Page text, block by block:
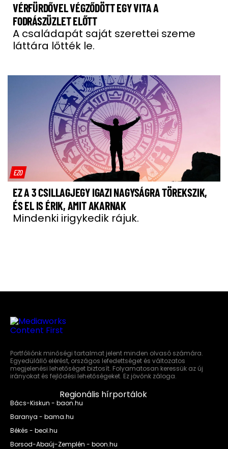
VÉRFÜRDŐVEL VÉGZŐDÖTT EGY VITA A
FODRÁSZÜZLET ELŐTT
A családapát saját szerettei szeme
láttára lőtték le.
EZO
EZ A 3 CSILLAGJEGY IGAZI NAGYSÁGRA TÖREKSZIK,
ÉS EL IS ÉRIK, AMIT AKARNAK
Mindenki irigykedik rájuk.
Portfóliónk minőségi tartalmat jelent minden olvasó számára.
Egyedülálló elérést, országos lefedettséget és változatos
megjelenési lehetőséget biztosít. Folyamatosan keressük az új
irányokat és fejlődési lehetőségeket. Ez jövőnk záloga.
Regionális hírportálok
Bács-Kiskun - baon.hu
Baranya - bama.hu
Békés - beol.hu
Borsod-Abaúj-Zemplén - boon.hu